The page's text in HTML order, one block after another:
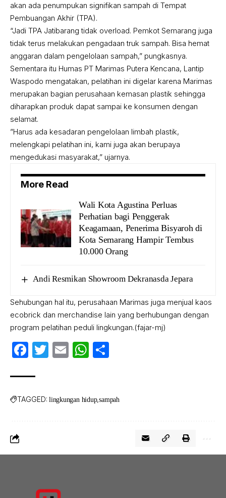
akan ada penumpukan signifikan sampah di Tempat
Pembuangan Akhir (TPA).
“Jadi TPA Jatibarang tidak overload. Pemkot Semarang juga
tidak terus melakukan pengadaan truk sampah. Bisa hemat
anggaran dalam pengelolaan sampah,” pungkasnya.
Sementara itu Humas PT Marimas Putera Kencana, Lantip
Waspodo mengatakan, pelatihan ini digelar karena Marimas
merupakan bagian perusahaan kemasan plastik sehingga
diharapkan produk dapat sampai ke konsumen dengan
selamat.
”Harus ada kesadaran pengelolaan limbah plastik,
melengkapi pelatihan ini, kami juga akan berupaya
mengedukasi masyarakat,” ujarnya.
More Read
Wali Kota Agustina Perluas
Perhatian bagi Penggerak
Keagamaan, Penerima Bisyaroh di
Kota Semarang Hampir Tembus
10.000 Orang
Andi Resmikan Showroom Dekranasda Jepara
Sehubungan hal itu, perusahaan Marimas juga menjual kaos
ecobrick dan merchandise lain yang berhubungan dengan
program pelatihan peduli lingkungan.(fajar-mj)
Facebook
Twitter
EmailWhatsApp
TAGGED: lingkungan hidup sampah